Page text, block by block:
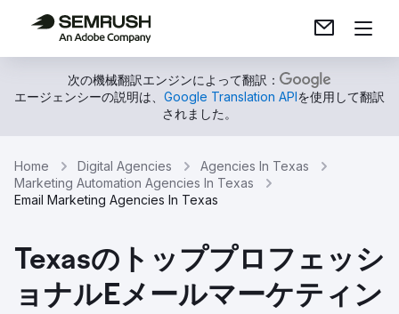
次の機械翻訳エンジンによって翻訳：
エージェンシーの説明は、 Google Translation APIを使用して翻訳
されました。
Home Digital Agencies
Agencies In Texas
Marketing Automation Agencies In Texas
Email Marketing Agencies In Texas
Texasのトッププロフェッシ
ョナルEメールマーケティン